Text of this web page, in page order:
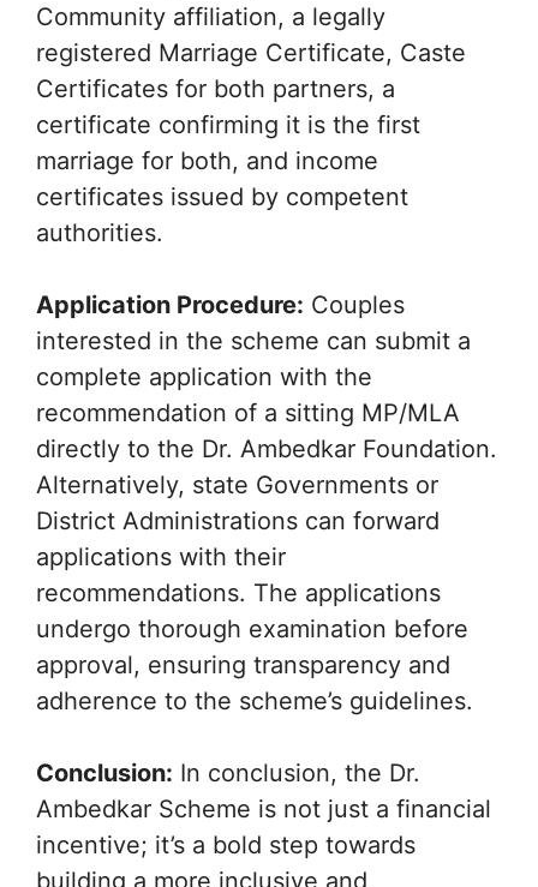
Community affiliation, a legally
registered Marriage Certificate, Caste
Certificates for both partners, a
certificate confirming it is the first
marriage for both, and income
certificates issued by competent
authorities.
Application Procedure: Couples
interested in the scheme can submit a
complete application with the
recommendation of a sitting MP/MLA
directly to the Dr. Ambedkar Foundation.
Alternatively, state Governments or
District Administrations can forward
applications with their
recommendations. The applications
undergo thorough examination before
approval, ensuring transparency and
adherence to the scheme’s guidelines.
Conclusion: In conclusion, the Dr.
Ambedkar Scheme is not just a financial
incentive; it’s a bold step towards
building a more inclusive and